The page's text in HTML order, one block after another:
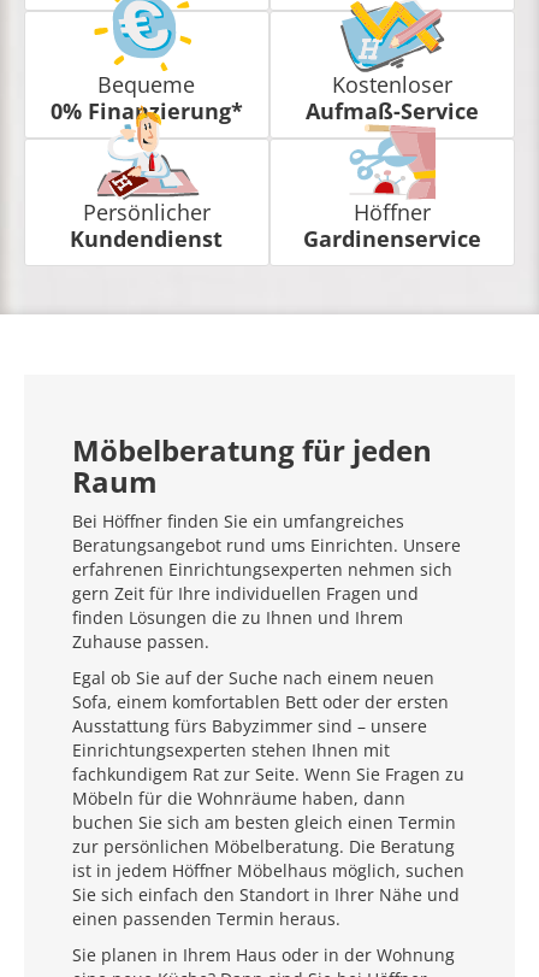
Bequeme
0% Finanzierung*
Kostenloser
Aufmaß-Service
Persönlicher
Kundendienst
Höffner
Gardinenservice
Möbelberatung für jeden
Raum
Bei Höffner finden Sie ein umfangreiches
Beratungsangebot rund ums Einrichten. Unsere
erfahrenen Einrichtungsexperten nehmen sich
gern Zeit für Ihre individuellen Fragen und
finden Lösungen die zu Ihnen und Ihrem
Zuhause passen.
Egal ob Sie auf der Suche nach einem neuen
Sofa, einem komfortablen Bett oder der ersten
Ausstattung fürs Babyzimmer sind – unsere
Einrichtungsexperten stehen Ihnen mit
fachkundigem Rat zur Seite. Wenn Sie Fragen zu
Möbeln für die Wohnräume haben, dann
buchen Sie sich am besten gleich einen Termin
zur persönlichen Möbelberatung. Die Beratung
ist in jedem Höffner Möbelhaus möglich, suchen
Sie sich einfach den Standort in Ihrer Nähe und
einen passenden Termin heraus.
Sie planen in Ihrem Haus oder in der Wohnung